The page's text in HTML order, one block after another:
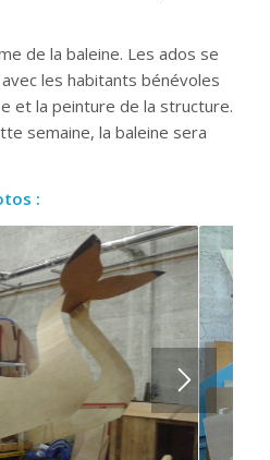
de la baleine. Les ados se
les habitants bénévoles
et la peinture de la structure.
semaine, la baleine sera
: